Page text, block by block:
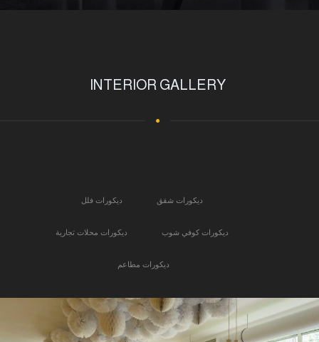
INTERIOR GALLERY
ديكورات شقق ديكورات فلل
ديكورات كوفي شوب ديكورات محلات تجارية
ديكورات مطاعم